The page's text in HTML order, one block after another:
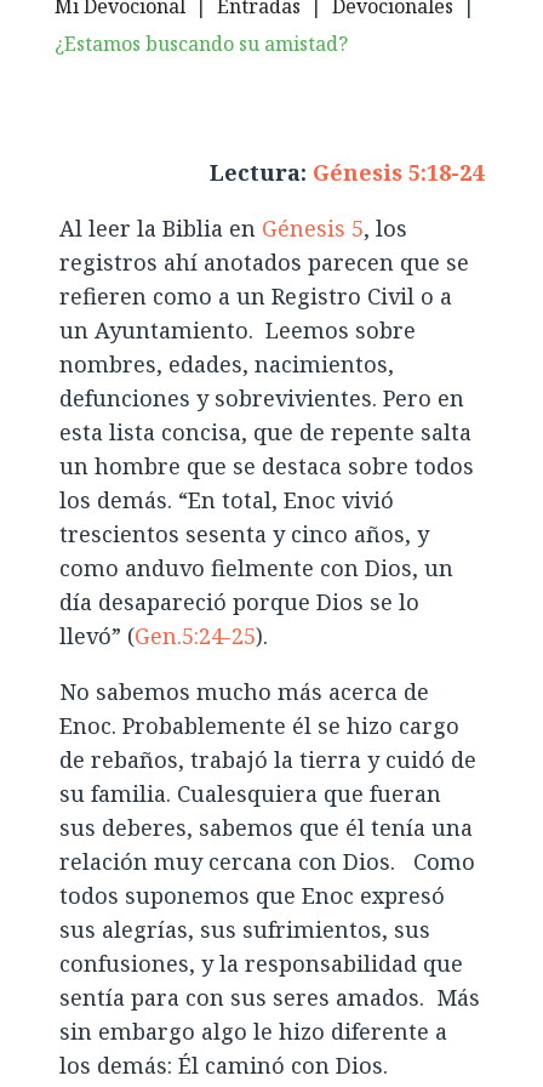
Mi Devocional Entradas Devocionales
¿Estamos buscando su amistad?
Lectura: Génesis 5:18-24
Al leer la Biblia en Génesis 5, los
registros ahí anotados parecen que se
refieren como a un Registro Civil o a
un Ayuntamiento. Leemos sobre
nombres, edades, nacimientos,
defunciones y sobrevivientes. Pero en
esta lista concisa, que de repente salta
un hombre que se destaca sobre todos
los demás. “En total, Enoc vivió
trescientos sesenta y cinco años, y
como anduvo fielmente con Dios, un
día desapareció porque Dios se lo
llevó” (Gen.5:24-25).
No sabemos mucho más acerca de
Enoc. Probablemente él se hizo cargo
de rebaños, trabajó la tierra y cuidó de
su familia. Cualesquiera que fueran
sus deberes, sabemos que él tenía una
relación muy cercana con Dios. Como
todos suponemos que Enoc expresó
sus alegrías, sus sufrimientos, sus
confusiones, y la responsabilidad que
sentía para con sus seres amados. Más
sin embargo algo le hizo diferente a
los demás: Él caminó con Dios.